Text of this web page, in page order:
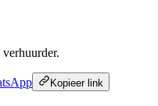
Kopieer link